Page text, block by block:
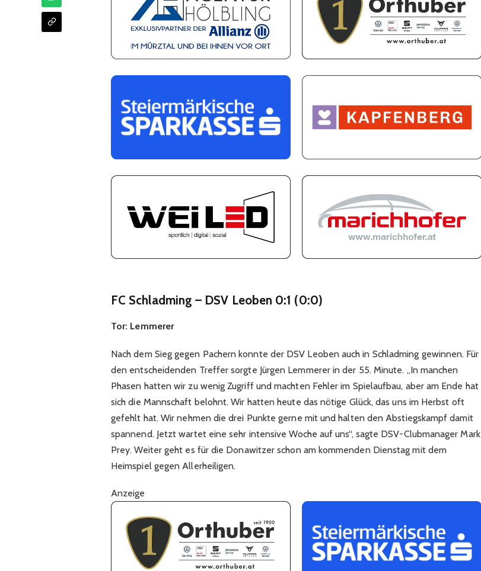
FC Schladming – DSV Leoben 0:1 (0:0)
Tor: Lemmerer
Nach dem Sieg gegen Pachern konnte der DSV Leoben auch in Schladming gewinnen. Für
den entscheidenden Treffer sorgte Jürgen Lemmerer in der 55. Minute. „In manchen
Phasen hatten wir zu wenig Zugriff und machten Fehler im Spielaufbau, aber am Ende hat
sich die Mannschaft belohnt. Wir hatten heute das nötige Glück, das uns im Herbst oft
gefehlt hat. Wir nehmen die drei Punkte gerne mit und halten den Abstiegskampf damit
spannend. Jetzt wartet eine sehr intensive Woche auf uns“, sagte DSV-Clubmanager Mark
Prey. Weiter geht es für die Donawitzer schon am kommenden Dienstag mit dem
Heimspiel gegen Allerheiligen.
Anzeige